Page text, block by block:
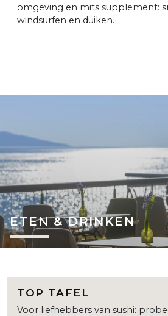
omgeving en mits supplement:
windsurfen en duiken.
ETEN & DRINKEN
TOP TAFEL
Voor liefhebbers van sushi: